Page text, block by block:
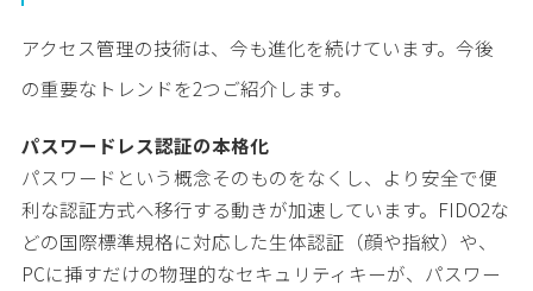
アクセス管理の技術は、今も進化を続けています。今後
の重要なトレンドを2つご紹介します。
パスワードレス認証の本格化
パスワードという概念そのものをなくし、より安全で便
利な認証方式へ移行する動きが加速しています。FIDO2な
どの国際標準規格に対応した生体認証（顔や指紋）や、
PCに挿すだけの物理的なセキュリティキーが、パスワー